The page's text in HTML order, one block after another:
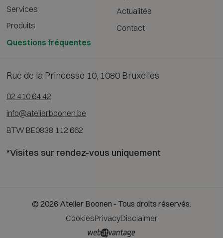
Services
Produits
Questions fréquentes
Actualités
Contact
Rue de la Princesse 10, 1080 Bruxelles
02 410 64 42
info@atelierboonen.be
BTW BE0838 112 662
*Visites sur rendez-vous uniquement
© 2026 Atelier Boonen - Tous droits réservés.
CookiesPrivacyDisclaimer